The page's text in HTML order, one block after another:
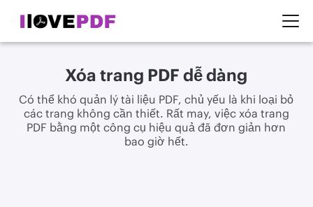
Xóa trang PDF dễ dàng
Có thể khó quản lý tài liệu PDF, chủ yếu là khi loại bỏ
các trang không cần thiết. Rất may, việc xóa trang
PDF bằng một công cụ hiệu quả đã đơn giản hơn
bao giờ hết.